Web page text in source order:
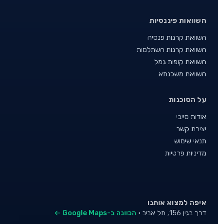
השוואות פיננסיות
השוואת קרנות פנסיה
השוואת קרנות השתלמות
השוואת קופות גמל
השוואת משכנתא
על הסוכנות
אודות סייבי
יצירת קשר
תנאי שימוש
מדיניות פרטיות
איפה למצוא אותנו
דרך בגין 156, תל אביב · הכוונה ב-Google Maps ←